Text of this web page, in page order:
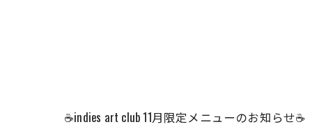
☕️indies art club 11月限定メニューのお知らせ☕️